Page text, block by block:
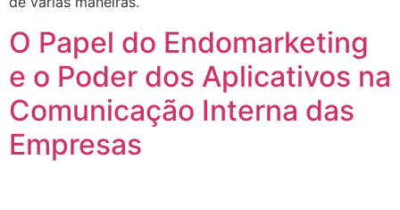
O Papel do Endomarketing
e o Poder dos Aplicativos na
Comunicação Interna das
Empresas